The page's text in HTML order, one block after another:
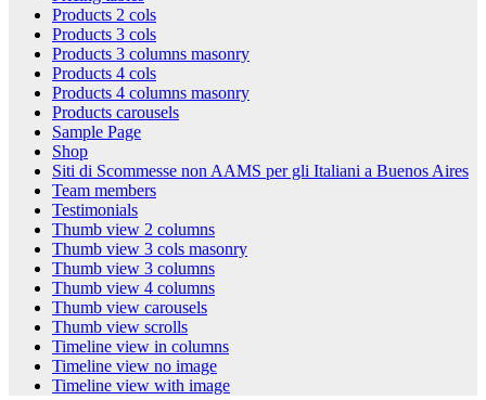
Products 2 cols
Products 3 cols
Products 3 columns masonry
Products 4 cols
Products 4 columns masonry
Products carousels
Sample Page
Shop
Siti di Scommesse non AAMS per gli Italiani a Buenos Aires
Team members
Testimonials
Thumb view 2 columns
Thumb view 3 cols masonry
Thumb view 3 columns
Thumb view 4 columns
Thumb view carousels
Thumb view scrolls
Timeline view in columns
Timeline view no image
Timeline view with image